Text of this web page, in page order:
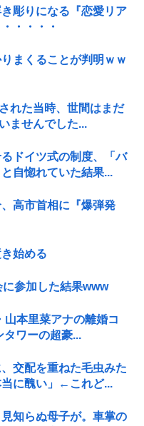
彫りになる『恋愛リア
・・・・
まくることが判明ｗｗ
れた当時、世間はまだ
ませんでした...
ドイツ式の制度、「バ
自惚れていた結果...
高市首相に『爆弾発
始める
に参加した結果www
山本里菜アナの離婚コ
ワーの超豪...
交配を重ねた毛虫みた
に醜い」←これど...
知らぬ母子が。車掌の